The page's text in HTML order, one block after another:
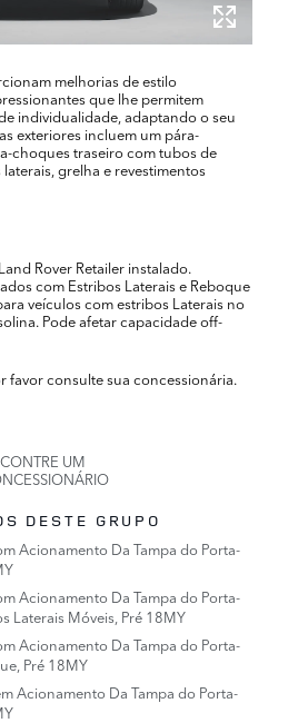
melhorias de estilo
que lhe permitem
individualidade, adaptando o seu
exteriores incluem um pára-
choques traseiro com tubos de
grelha e revestimentos
Rover Retailer instalado.
com Estribos Laterais e Reboque
veículos com estribos Laterais no
Pode afetar capacidade off-
favor consulte sua concessionária.
UM
DESTE GRUPO
Acionamento Da Tampa do Porta-
Acionamento Da Tampa do Porta-
Laterais Móveis, Pré 18MY
Acionamento Da Tampa do Porta-
Pré 18MY
Acionamento Da Tampa do Porta-